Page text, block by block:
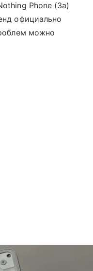
Phone (3a)
официально
можно